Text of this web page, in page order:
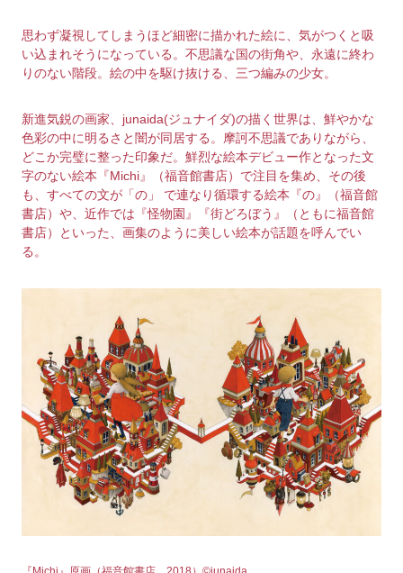
思わず凝視してしまうほど細密に描かれた絵に、気がつくと吸
い込まれそうになっている。不思議な国の街角や、永遠に終わ
りのない階段。絵の中を駆け抜ける、三つ編みの少女。
新進気鋭の画家、junaida(ジュナイダ)の描く世界は、鮮やかな
色彩の中に明るさと闇が同居する。摩訶不思議でありながら、
どこか完璧に整った印象だ。鮮烈な絵本デビュー作となった文
字のない絵本『Michi』（福音館書店）で注目を集め、その後
も、すべての文が「の」 で連なり循環する絵本『の』（福音館
書店）や、近作では『怪物園』『街どろぼう』（ともに福音館
書店）といった、画集のように美しい絵本が話題を呼んでい
る。